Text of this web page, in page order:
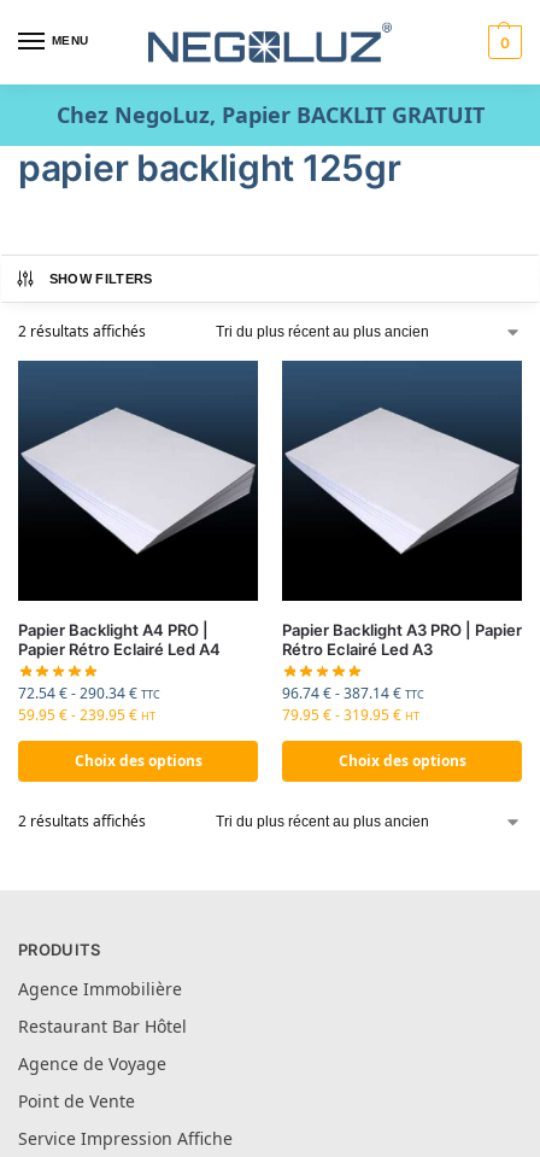
MENU 0
Chez NegoLuz, Papier BACKLIT GRATUIT
papier backlight 125gr
SHOW FILTERS
2 résultats affichés
Papier Backlight A4 PRO |
Papier Rétro Eclairé Led A4
72.54€-290.34€ TTC
59.95€-239.95€ HT
Choix des options
Papier Backlight A3 PRO | Papier
Rétro Eclairé Led A3
96.74€-387.14€ TTC
79.95€-319.95€ HT
Choix des options
2 résultats affichés
PRODUITS
Agence Immobilière
Restaurant Bar Hôtel
Agence de Voyage
Point de Vente
Service Impression Affiche